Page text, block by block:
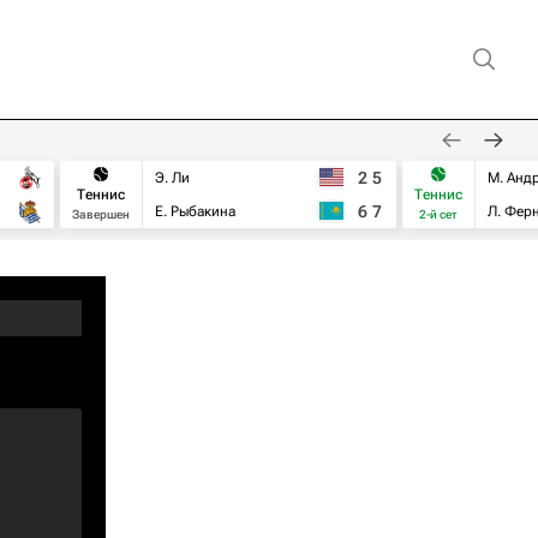
Теннис
Завершен
Э. Ли
Е. Рыбакина
2 5
6 7
Теннис
2-й сет
М.
Л.